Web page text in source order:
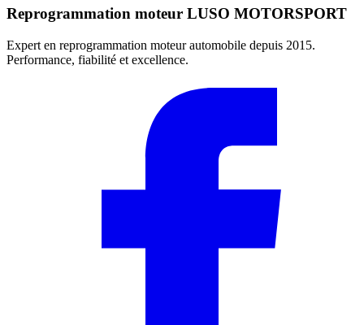
Reprogrammation moteur LUSO MOTORSPORT
Expert en reprogrammation moteur automobile depuis 2015.
Performance, fiabilité et excellence.